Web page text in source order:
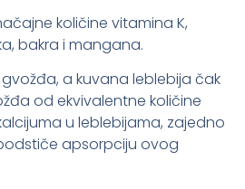
količine vitamina K,
bakra i mangana.
a kuvana leblebija čak
od ekvivalentne količine
u leblebijama, zajedno
apsorpciju ovog